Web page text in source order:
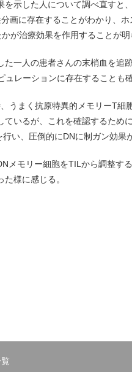
を示した人について調べ直すと
画に存在することがわかり、
が治療効果を作用することが
た一人の患者さんの末梢血を追
ュレーションに存在することも
うまく抗原特異的メモリーT細
ているが、これを確認するため
い、圧倒的にDNに制ガン効果
メモリー細胞をTILから調整す
様に感じる。